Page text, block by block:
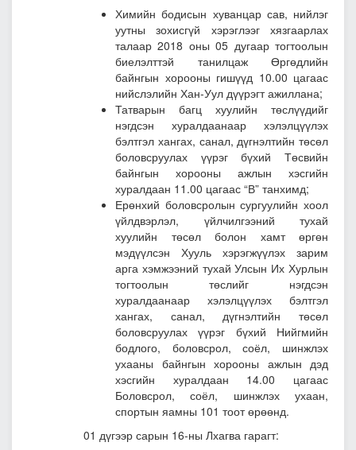
Химийн бодисын хуванцар сав, нийлэг
уутны зохисгүй хэрэглээг хязгаарлах
талаар 2018 оны 05 дугаар тогтоолын
биелэлттэй танилцаж Өргөдлийн
байнгын хорооны гишүүд 10.00 цагаас
нийслэлийн Хан-Уул дүүрэгт ажиллана;
Татварын багц хуулийн төслүүдийг
нэгдсэн хуралдаанаар хэлэлцүүлэх
бэлтгэл хангах, санал, дүгнэлтийн төсөл
боловсруулах үүрэг бүхий Төсвийн
байнгын хорооны ажлын хэсгийн
хуралдаан 11.00 цагаас “В” танхимд;
Ерөнхий боловсролын сургуулийн хоол
үйлдвэрлэл, үйлчилгээний тухай
хуулийн төсөл болон хамт өргөн
мэдүүлсэн Хууль хэрэгжүүлэх зарим
арга хэмжээний тухай Улсын Их Хурлын
тогтоолын төслийг нэгдсэн
хуралдаанаар хэлэлцүүлэх бэлтгэл
хангах, санал, дүгнэлтийн төсөл
боловсруулах үүрэг бүхий Нийгмийн
бодлого, боловсрол, соёл, шинжлэх
ухааны байнгын хорооны ажлын дэд
хэсгийн хуралдаан 14.00 цагаас
Боловсрол, соёл, шинжлэх ухаан,
спортын яамны 101 тоот өрөөнд.
01 дүгээр сарын 16-ны Лхагва гарагт: